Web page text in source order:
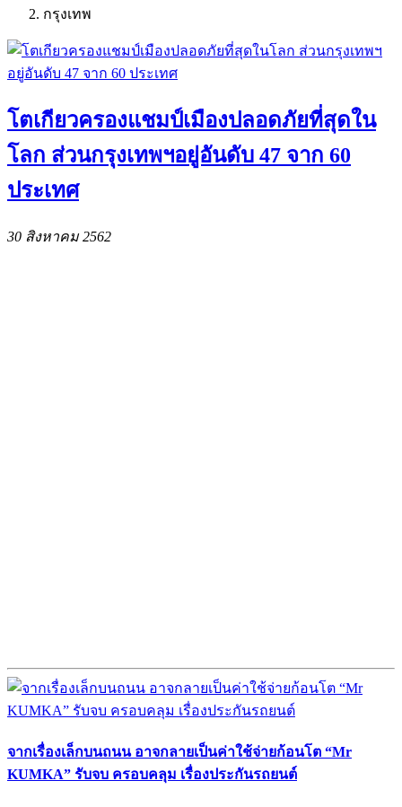
กรุงเทพ
โตเกียวครองแชมป์เมืองปลอดภัยที่สุดใน
โลก ส่วนกรุงเทพฯอยู่อันดับ 47 จาก 60
ประเทศ
30 สิงหาคม 2562
จากเรื่องเล็กบนถนน อาจกลายเป็นค่าใช้จ่ายก้อนโต “Mr
KUMKA” รับจบ ครอบคลุม เรื่องประกันรถยนต์